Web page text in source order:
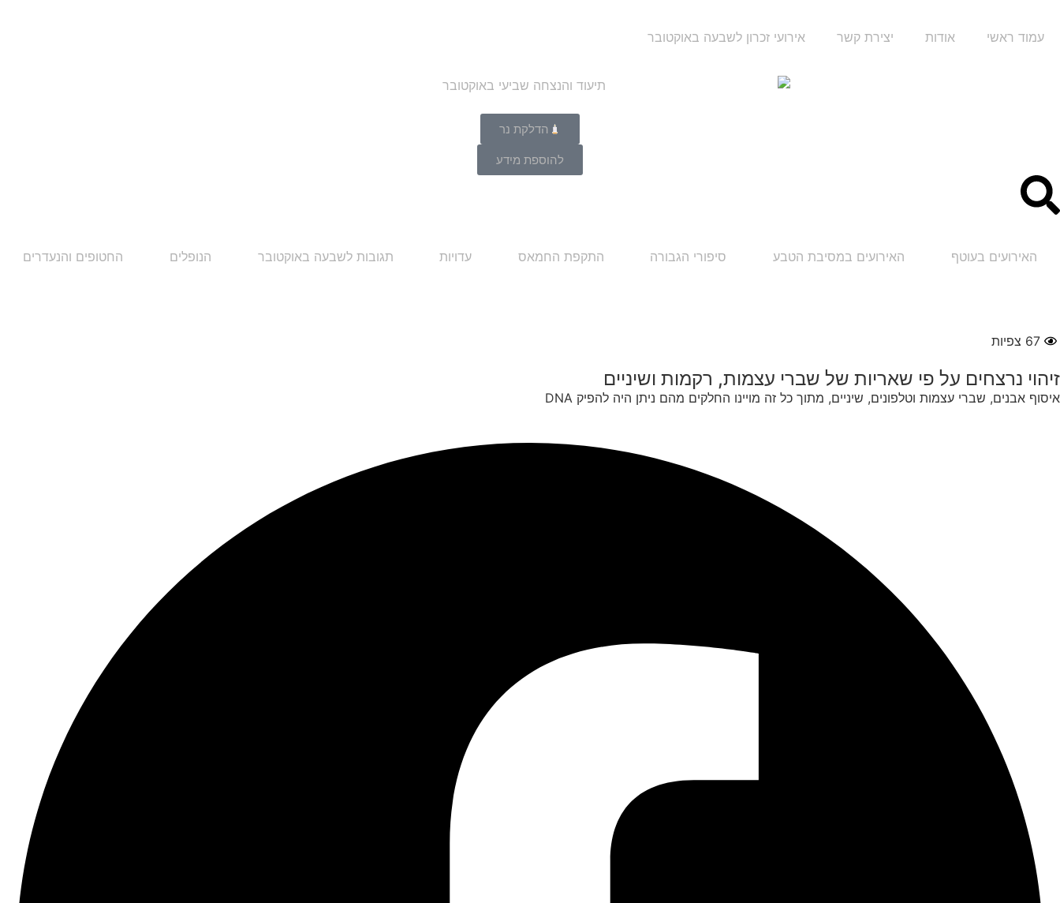
עמוד ראשי אודות יצירת קשר אירועי זכרון לשבעה באוקטובר
הדלקת נר
להוספת מידע
האירועים בעוטף האירועים במסיבת הטבע סיפורי הגבורה התקפת החמאס עדויות תגובות לשבעה באוקטובר הנופלים החטופים והנעדרים
67 צפיות
זיהוי נרצחים על פי שאריות של שברי עצמות, רקמות ושיניים
איסוף אבנים, שברי עצמות וטלפונים, שיניים, מתוך כל זה מויינו החלקים מהם ניתן היה להפיק DNA